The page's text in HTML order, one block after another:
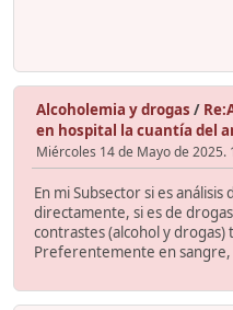
Alcoholemia y drogas /
en hospital la cuantía del
Miércoles 14 de Mayo de 2025.
En mi Subsector si es
directamente, si es de
contrastes (alcohol y
Preferentemente en